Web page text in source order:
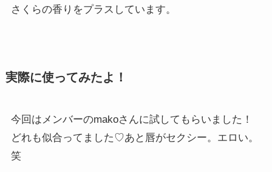
さくらの香りをプラスしています。
実際に使ってみたよ！
今回はメンバーのmakoさんに試してもらいました！
どれも似合ってました♡あと唇がセクシー。エロい。
笑